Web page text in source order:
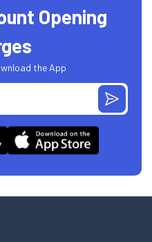
Opening
the App